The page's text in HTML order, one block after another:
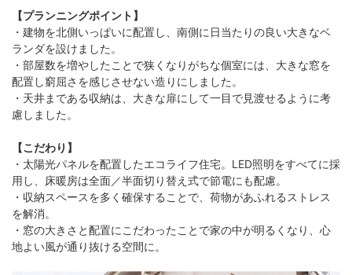
【プランニングポイント】
・建物を北側いっぱいに配置し、南側に日当たりの良い大きなベ
ランダを設けました。
・部屋数を増やしたことで狭くなりがちな個室には、大きな窓を
配置し窮屈さを感じさせない造りにしました。
・天井まである収納は、大きな扉にして一目で見渡せるように考
慮しました。
【こだわり】
・太陽光パネルを配置したエコライフ住宅。LED照明をすべてに採
用し、床暖房は全面／半面切り替え式で節電にも配慮。
・収納スペースを多く確保することで、荷物があふれるストレス
を解消。
・窓の大きさと配置にこだわったことで家の中が明るくなり、心
地よい風が通り抜ける空間に。